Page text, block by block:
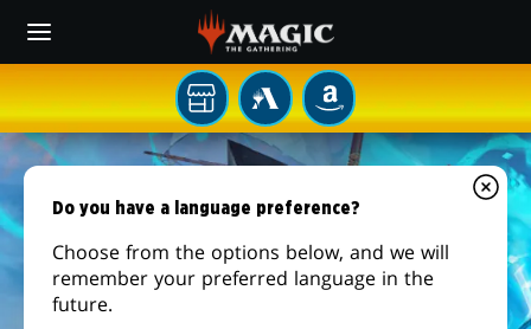
main
content
Il
tuo
negozio
zona
MTG
ARENA
AMAZON
AETHERDRIFT
Do you have a language preference?
Choose from the options below, and we will
remember your preferred language in the
future.